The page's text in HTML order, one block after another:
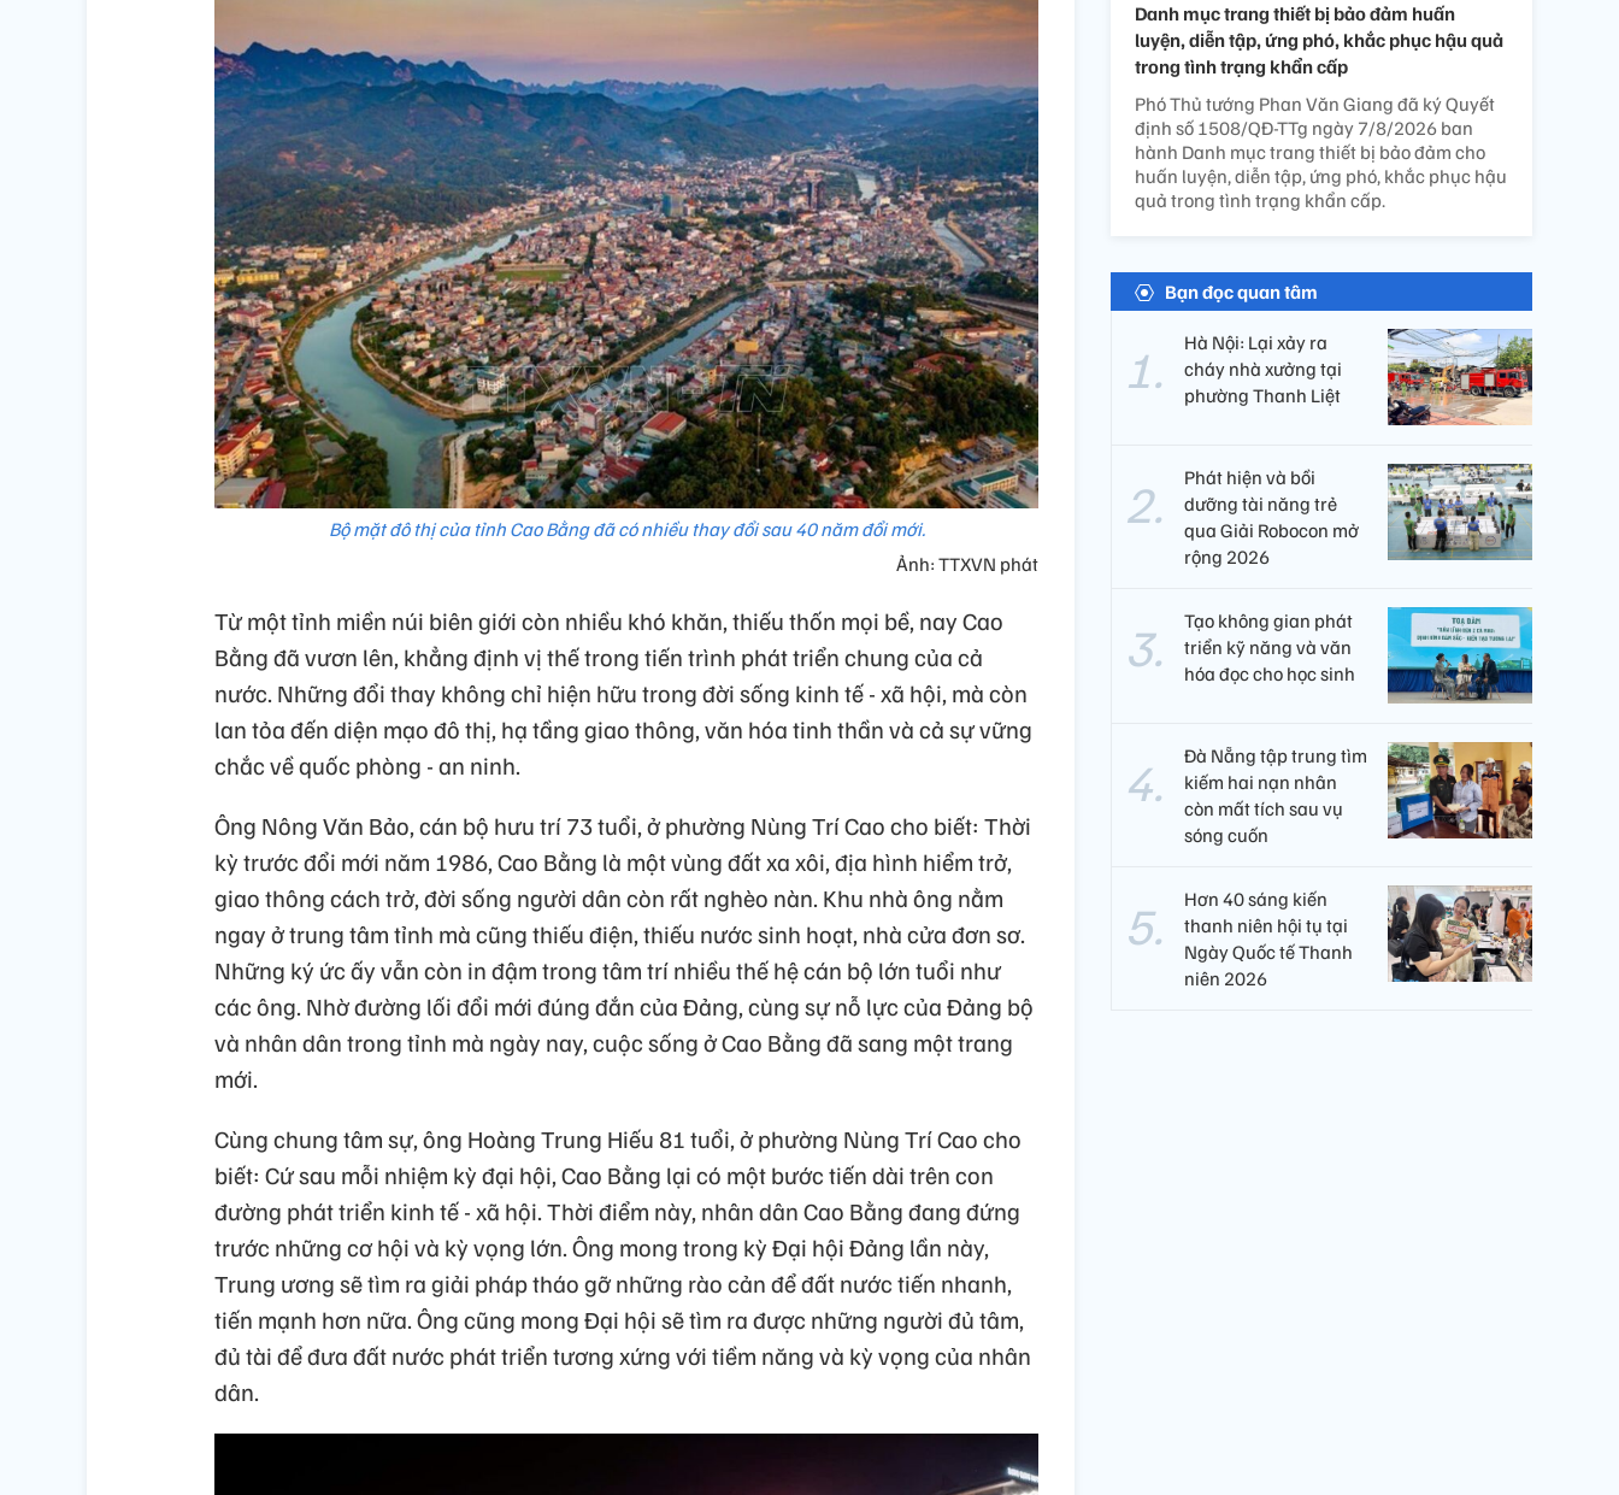
Bộ mặt đô thị của tỉnh Cao Bằng đã có nhiều thay đổi sau 40 năm đổi mới.
Ảnh: TTXVN phát
Từ một tỉnh miền núi biên giới còn nhiều khó khăn, thiếu thốn mọi bề, nay Cao
Bằng đã vươn lên, khẳng định vị thế trong tiến trình phát triển chung của cả
nước. Những đổi thay không chỉ hiện hữu trong đời sống kinh tế - xã hội, mà còn
lan tỏa đến diện mạo đô thị, hạ tầng giao thông, văn hóa tinh thần và cả sự vững
chắc về quốc phòng - an ninh.
Ông Nông Văn Bảo, cán bộ hưu trí 73 tuổi, ở phường Nùng Trí Cao cho biết: Thời
kỳ trước đổi mới năm 1986, Cao Bằng là một vùng đất xa xôi, địa hình hiểm trở,
giao thông cách trở, đời sống người dân còn rất nghèo nàn. Khu nhà ông nằm
ngay ở trung tâm tỉnh mà cũng thiếu điện, thiếu nước sinh hoạt, nhà cửa đơn sơ.
Những ký ức ấy vẫn còn in đậm trong tâm trí nhiều thế hệ cán bộ lớn tuổi như
các ông. Nhờ đường lối đổi mới đúng đắn của Đảng, cùng sự nỗ lực của Đảng bộ
và nhân dân trong tỉnh mà ngày nay, cuộc sống ở Cao Bằng đã sang một trang
mới.
Cùng chung tâm sự, ông Hoàng Trung Hiếu 81 tuổi, ở phường Nùng Trí Cao cho
biết: Cứ sau mỗi nhiệm kỳ đại hội, Cao Bằng lại có một bước tiến dài trên con
đường phát triển kinh tế - xã hội. Thời điểm này, nhân dân Cao Bằng đang đứng
trước những cơ hội và kỳ vọng lớn. Ông mong trong kỳ Đại hội Đảng lần này,
Trung ương sẽ tìm ra giải pháp tháo gỡ những rào cản để đất nước tiến nhanh,
tiến mạnh hơn nữa. Ông cũng mong Đại hội sẽ tìm ra được những người đủ tâm,
đủ tài để đưa đất nước phát triển tương xứng với tiềm năng và kỳ vọng của nhân
dân.
Danh mục trang thiết bị bảo đảm huấn
luyện, diễn tập, ứng phó, khắc phục hậu quả
trong tình trạng khẩn cấp
Phó Thủ tướng Phan Văn Giang đã ký Quyết
định số 1508/QĐ-TTg ngày 7/8/2026 ban
hành Danh mục trang thiết bị bảo đảm cho
huấn luyện, diễn tập, ứng phó, khắc phục hậu
quả trong tình trạng khẩn cấp.
Bạn đọc quan tâm
Hà Nội: Lại xảy ra
cháy nhà xưởng tại
phường Thanh Liệt
Phát hiện và bồi
dưỡng tài năng trẻ
qua Giải Robocon mở
rộng 2026
Tạo không gian phát
triển kỹ năng và văn
hóa đọc cho học sinh
Đà Nẵng tập trung tìm
kiếm hai nạn nhân
còn mất tích sau vụ
sóng cuốn
Hơn 40 sáng kiến
thanh niên hội tụ tại
Ngày Quốc tế Thanh
niên 2026